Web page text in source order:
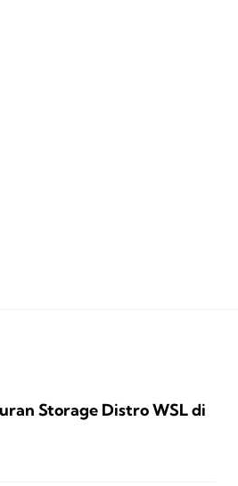
Storage Distro WSL di